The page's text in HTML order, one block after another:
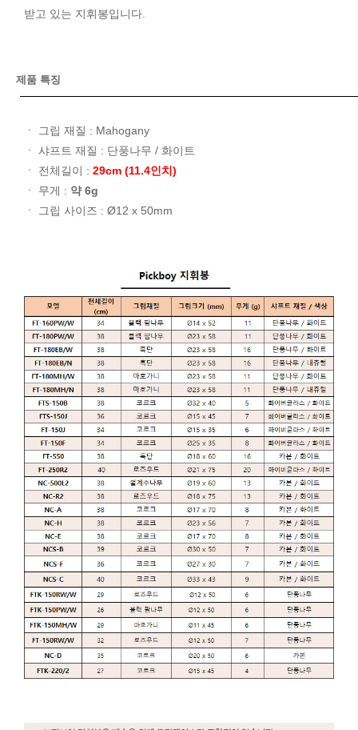
받고 있는 지휘봉입니다.
제품 특징
ㆍ 그립 재질 : Mahogany
ㆍ 샤프트 재질 : 단풍나무 / 화이트
ㆍ 전체길이 : 29cm (11.4인치)
ㆍ 무게 : 약 6g
ㆍ 그립 사이즈 : Ø12 x 50mm